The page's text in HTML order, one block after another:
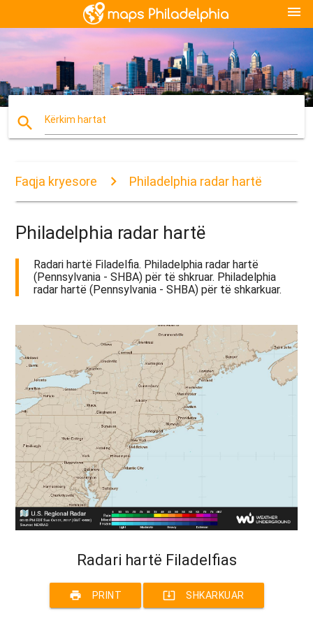
menu
search Kërkim hartat
Faqja kryesore Philadelphia radar hartë
Philadelphia radar hartë
Radari hartë Filadelfia. Philadelphia radar hartë
(Pennsylvania - SHBA) për të shkruar. Philadelphia
radar hartë (Pennsylvania - SHBA) për të shkarkuar.
Radari hartë Filadelfias
print PRINT system_update_alt SHKARKUAR